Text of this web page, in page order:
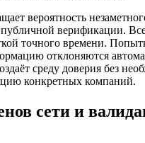
вероятность
публичной верификации.
точного времени.
отклоняются
среду доверия без
конкретных компаний.
сети и